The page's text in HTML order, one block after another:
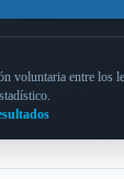
voluntaria entre los